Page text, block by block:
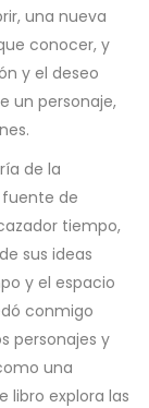
una nueva
conocer, y
y el deseo
un personaje,
de la
de
tiempo,
sus ideas
y el espacio
conmigo
personajes y
una
libro explora las